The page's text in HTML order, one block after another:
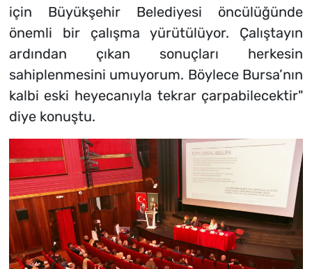
için Büyükşehir Belediyesi öncülüğünde
önemli bir çalışma yürütülüyor. Çalıştayın
ardından çıkan sonuçları herkesin
sahiplenmesini umuyorum. Böylece Bursa’nın
kalbi eski heyecanıyla tekrar çarpabilecektir"
diye konuştu.